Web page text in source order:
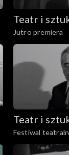
Teatr i
Jutro premiera
Teatr i
Festiwal